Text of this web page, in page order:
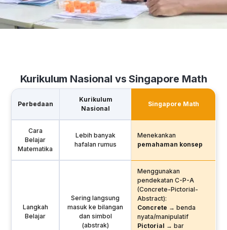
Kurikulum Nasional vs Singapore Math
Perbedaan
Kurikulum
Nasional
Singapore Math
Cara
Belajar
Matematika
Lebih banyak
hafalan rumus
Menekankan
pemahaman konsep
Langkah
Belajar
Sering langsung
masuk ke bilangan
dan simbol
(abstrak)
Menggunakan
pendekatan C-P-A
(Concrete-Pictorial-
Abstract):
Concrete → benda
nyata/manipulatif
Pictorial → bar